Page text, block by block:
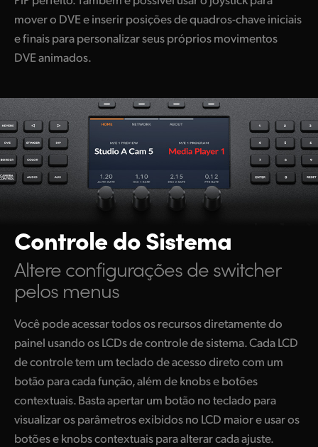
mover o DVE e inserir posições de quadros-chave iniciais
e finais para personalizar seus próprios movimentos
DVE animados.
Controle do Sistema
Altere configurações de switcher
pelos menus
Você pode acessar todos os recursos diretamente do
painel usando os LCDs de controle de sistema. Cada LCD
de controle tem um teclado de acesso direto com um
botão para cada função, além de knobs e botões
contextuais. Basta apertar um botão no teclado para
visualizar os parâmetros exibidos no LCD maior e usar os
botões e knobs contextuais para alterar cada ajuste.